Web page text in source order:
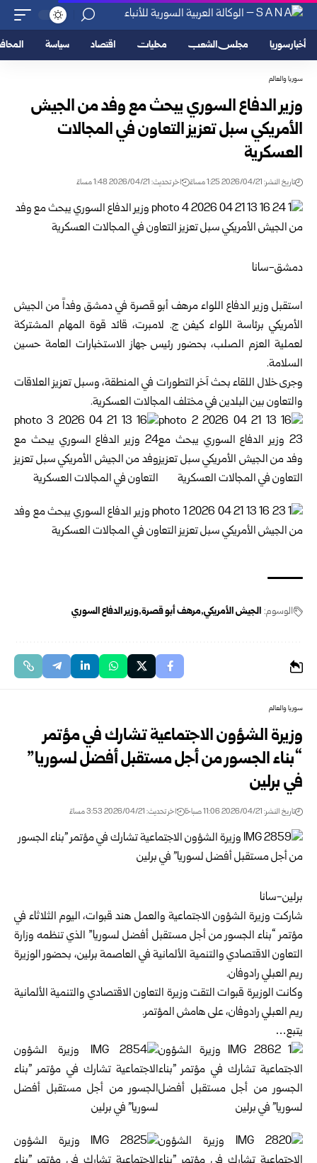
أخبار سوريا مجلس الشعب محليات اقتصاد سياسة
سوريا والعالم
وزير الدفاع السوري يبحث مع وفد من الجيش
الأمريكي سبل تعزيز التعاون في المجالات
العسكرية
تاريخ النشر: 2026/04/21 1:25 مساءً اخر تحديث: 2026/04/21 1:48 مساءً
دمشق-سانا
استقبل وزير الدفاعاللواء مرهف أبو قصرة في دمشق وفداً من الجيش
الأمريكي برئاسة اللواء كيفن ج. لامبرت، قائد قوة المهام المشتركة
لعملية العزم الصلب، بحضور رئيس جهاز الاستخبارات العامة حسين
السلامة.
وجرى خلال اللقاء بحث آخر التطورات في المنطقة، وسبل تعزيز العلاقات
والتعاون بين البلدين في مختلف المجالات العسكرية.
الوسوم: الجيش الأمريكي مرهف أبو قصرة وزير الدفاع السوري
سوريا والعالم
وزيرة الشؤون الاجتماعية تشارك في مؤتمر
“بناء الجسور من أجل مستقبل أفضل لسوريا”
في برلين
تاريخ النشر: 2026/04/21 11:06 صباحًا اخر تحديث: 2026/04/21 3:53 مساءً
برلين-سانا
شاركت وزيرة الشؤون الاجتماعية والعمل هند قبوات، اليوم الثلاثاء في
مؤتمر “بناء الجسور من أجل مستقبل أفضل لسوريا” الذي تنظمه وزارة
التعاون الاقتصادي والتنمية الألمانية في العاصمة برلين، بحضور الوزيرة
ريم العبلي رادوفان.
وكانت الوزيرة قبوات التقت وزيرة التعاون الاقتصادي والتنمية الألمانية
ريم العبلي رادوفان، على هامش المؤتمر.
يتبع…